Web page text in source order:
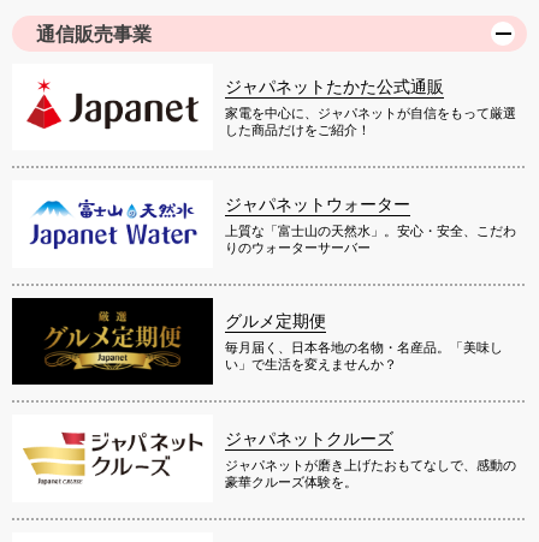
通信販売事業
ジャパネットたかた公式通販
家電を中心に、ジャパネットが自信をもって厳選
した商品だけをご紹介！
ジャパネットウォーター
上質な「富士山の天然水」。安心・安全、こだわ
りのウォーターサーバー
グルメ定期便
毎月届く、日本各地の名物・名産品。「美味し
い」で生活を変えませんか？
ジャパネットクルーズ
ジャパネットが磨き上げたおもてなしで、感動の
豪華クルーズ体験を。